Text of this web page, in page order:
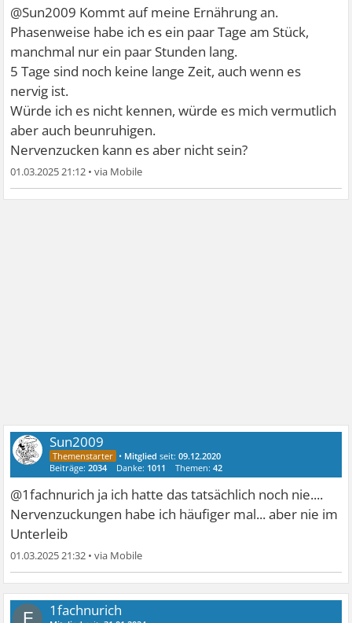
@Sun2009 Kommt auf meine Ernährung an.
Phasenweise habe ich es ein paar Tage am Stück,
manchmal nur ein paar Stunden lang.
5 Tage sind noch keine lange Zeit, auch wenn es
nervig ist.
Würde ich es nicht kennen, würde es mich vermutlich
aber auch beunruhigen.
Nervenzucken kann es aber nicht sein?
01.03.2025 21:12 •
Sun2009
• Mitglied seit:09.12.2020
Beiträge:2034 Danke: 1011 Themen:42
@1fachnurich ja ich hatte das tatsächlich noch nie....
Nervenzuckungen habe ich häufiger mal... aber nie im
Unterleib
01.03.2025 21:32 •
F 1fachnurich